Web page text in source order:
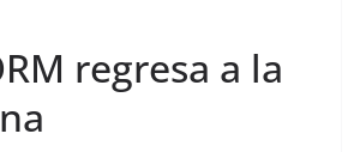
regresa a la